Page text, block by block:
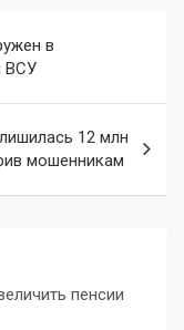
в
ВСУ
12 млн
мошенникам
пенсии